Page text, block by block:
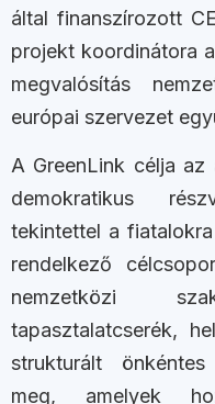
által finanszírozott
projekt koordinátora
megvalósítás
európai szervezet
A GreenLink célja
demokratikus
tekintettel a
rendelkező
nemzetközi
tapasztalatcserék,
strukturált
meg, amelyek